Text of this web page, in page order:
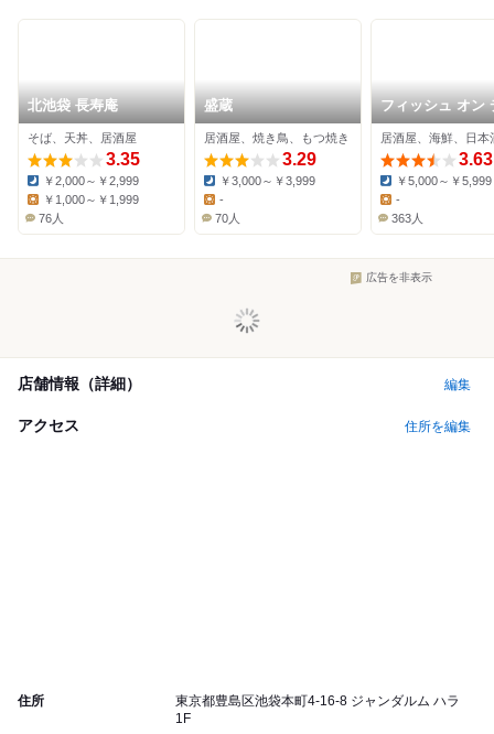
北池袋 長寿庵
そば、天丼、居酒屋
3.35
Dinner:
￥2,000～￥2,999
￥1,000～￥1,999
76人
盛蔵
居酒屋、焼き鳥、もつ焼き
3.29
Dinner:
￥3,000～￥3,999
-
70人
フィッシュ オン
ッシュ ロリー
居酒屋、海鮮、日本
3.63
Dinner:
￥5,000～￥5,999
-
363人
広告を非表示
店舗情報（詳細） 編集
アクセス 住所を編集
住所
東京都豊島区池袋本町4-16-8 ジャンダルム ハラ
1F